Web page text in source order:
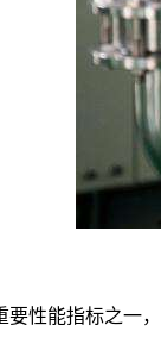
性能指标之一